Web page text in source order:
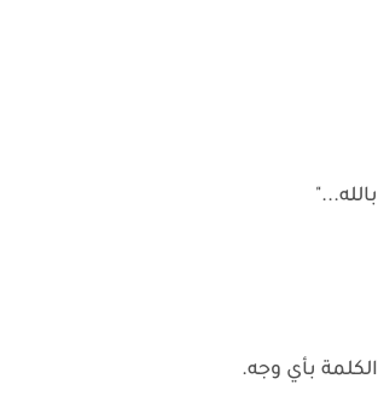
بأي وجه.